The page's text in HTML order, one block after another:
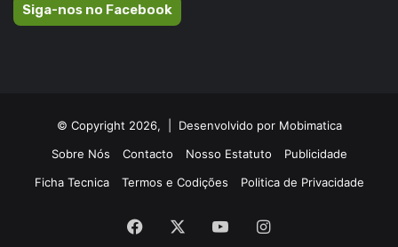
Siga-nos no Facebook
© Copyright 2026, | Desenvolvido por Mobimatica
Sobre Nós
Contacto Nosso Estatuto
Publicidade
Ficha Tecnica
Termos e Codições Politica de Privacidade
Facebook YouTubeInstagram